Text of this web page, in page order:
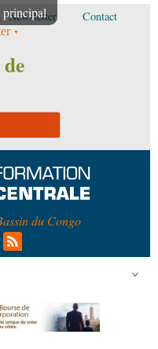
principal
Newsletter Contact
du Congo